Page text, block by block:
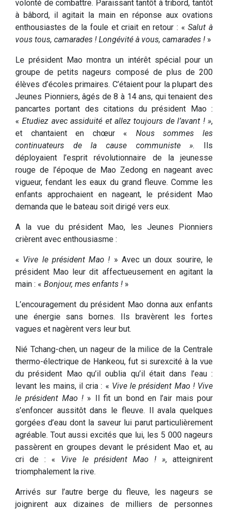
volonté de combattre. Paraissant tantôt à tribord, tantôt
à bâbord, il agitait la main en réponse aux ovations
enthousiastes de la foule et criait en retour : «Salut à
vous tous, camarades ! Longévité à vous, camarades ! »
Le président Mao montra un intérêt spécial pour un
groupe de petits nageurs composé de plus de 200
élèves d’écoles primaires. C’étaient pour la plupart des
Jeunes Pionniers, âgés de 8 à 14 ans, qui tenaient des
pancartes portant des citations du président Mao :
«Etudiez avec assiduité et allez toujours de l’avant ! »,
et chantaient en chœur « Nous sommes les
continuateurs de la cause communiste ». Ils
déployaient l’esprit révolutionnaire de la jeunesse
rouge de l’époque de Mao Zedong en nageant avec
vigueur, fendant les eaux du grand fleuve. Comme les
enfants approchaient en nageant, le président Mao
demanda que le bateau soit dirigé vers eux.
A la vue du président Mao, les Jeunes Pionniers
crièrent avec enthousiasme :
« Vive le président Mao ! » Avec un doux sourire, le
président Mao leur dit affectueusement en agitant la
main : « Bonjour, mes enfants ! »
L’encouragement du président Mao donna aux enfants
une énergie sans bornes. Ils bravèrent les fortes
vagues et nagèrent vers leur but.
Nié Tchang-chen, un nageur de la milice de la Centrale
thermo-électrique de Hankeou, fut si surexcité à la vue
du président Mao qu’il oublia qu’il était dans l’eau :
levant les mains, il cria : « Vive le président Mao ! Vive
le président Mao ! » Il fit un bond en l’air mais pour
s’enfoncer aussitôt dans le fleuve. Il avala quelques
gorgées d’eau dont la saveur lui parut particulièrement
agréable. Tout aussi excités que lui, les 5 000 nageurs
passèrent en groupes devant le président Mao et, au
cri de : « Vive le président Mao ! », atteignirent
triomphalement la rive.
Arrivés sur l’autre berge du fleuve, les nageurs se
joignirent aux dizaines de milliers de personnes